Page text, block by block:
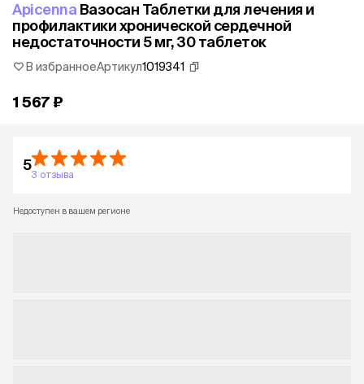
Apicenna Вазосан Таблетки для лечения и
профилактики хронической сердечной
недостаточности 5 мг, 30 таблеток
В избранноеАртикул1019341
1 567 ₽
5
3 отзыва
Недоступен в вашем регионе